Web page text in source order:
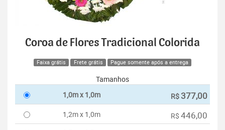
Coroa de Flores Tradicional Colorida
Faixa grátis Frete grátis Pague somente após a entrega
Tamanhos
1,0m x 1,0m
R$ 377,00
1,2m x 1,0m R$ 446,00